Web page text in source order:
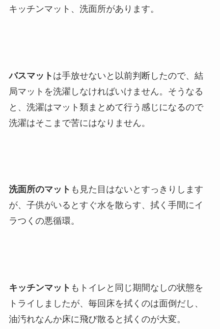
キッチンマット、洗面所があります。
バスマット は手放せないと以前判断したので、結
局マットを洗濯しなければいけません。そうなる
と、洗濯はマット類まとめて行う感じになるので
洗濯はそこまで苦にはなりません。
洗面所のマット も見た目はないとすっきりします
が、子供がいるとすぐ水を散らす、拭く手間にイ
ラつくの悪循環。
キッチンマット もトイレと同じ期間なしの状態を
トライしましたが、毎回床を拭くのは面倒だし、
油汚れなんか床に飛び散ると拭くのが大変。